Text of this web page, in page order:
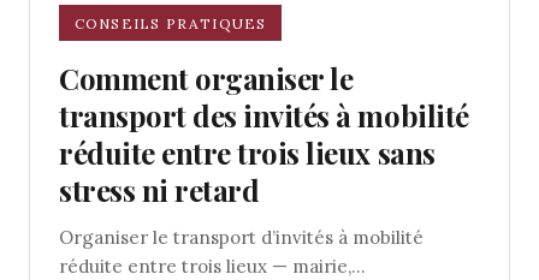
CONSEILS PRATIQUES
Comment organiser le
transport des invités à mobilité
réduite entre trois lieux sans
stress ni retard
Organiser le transport d’invités à mobilité
réduite entre trois lieux — mairie,...